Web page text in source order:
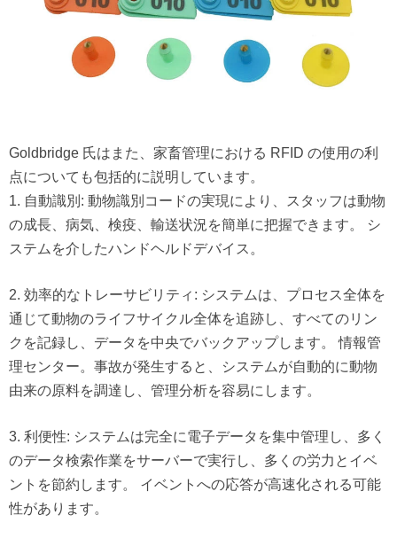
Goldbridge 氏はまた、家畜管理における RFID の使用の利
点についても包括的に説明しています。
1. 自動識別: 動物識別コードの実現により、スタッフは動物
の成長、病気、検疫、輸送状況を簡単に把握できます。
シ
ステムを介したハンドヘルドデバイス。
2. 効率的なトレーサビリティ: システムは、プロセス全体を
通じて動物のライフサイクル全体を追跡し、すべてのリン
クを記録し、データを中央でバックアップします。
情報管
理センター。事故が発生すると、システムが自動的に動物
由来の原料を調達し、管理分析を容易にします。
3. 利便性: システムは完全に電子データを集中管理し、多く
のデータ検索作業をサーバーで実行し、多くの労力とイベ
ントを節約します。
イベントへの応答が高速化される可能
性があります。